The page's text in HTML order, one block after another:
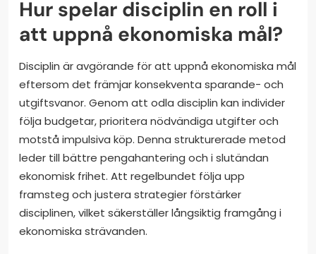
Hur spelar disciplin en roll i
att uppnå ekonomiska mål?
Disciplin är avgörande för att uppnå ekonomiska mål
eftersom det främjar konsekventa sparande- och
utgiftsvanor. Genom att odla disciplin kan individer
följa budgetar, prioritera nödvändiga utgifter och
motstå impulsiva köp. Denna strukturerade metod
leder till bättre pengahantering och i slutändan
ekonomisk frihet. Att regelbundet följa upp
framsteg och justera strategier förstärker
disciplinen, vilket säkerställer långsiktig framgång i
ekonomiska strävanden.